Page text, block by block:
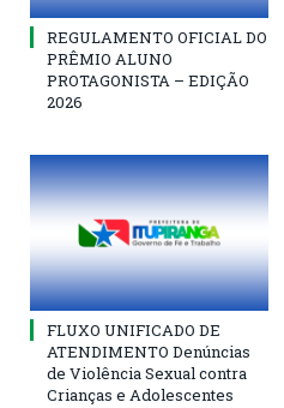
REGULAMENTO OFICIAL DO
PRÊMIO ALUNO
PROTAGONISTA – EDIÇÃO
2026
FLUXO UNIFICADO DE
ATENDIMENTO Denúncias
de Violência Sexual contra
Crianças e Adolescentes